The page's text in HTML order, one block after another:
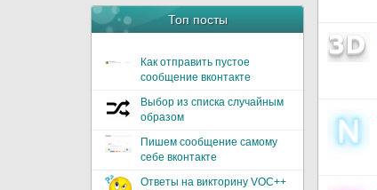
Топ посты
Как отправить пустое
сообщение вконтакте
Выбор из списка случайным
образом
Пишем сообщение самому
себе вконтакте
Ответы на викторину VOC++